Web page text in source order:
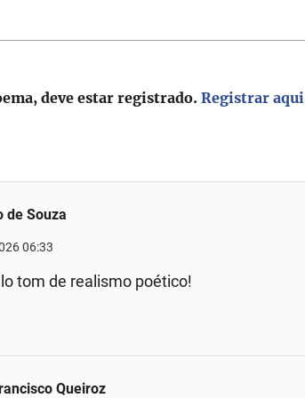
de Souza
06:33
tom de realismo poético!
Queiroz
deve estar registrado.Registrar aqui